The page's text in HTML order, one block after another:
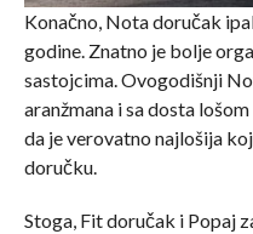
Konačno, Nota doručak
godine. Znatno je bolje
sastojcima. Ovogodišnji
aranžmana i sa dosta
da je verovatno najlošija
doručku.
Stoga, Fit doručak i Popaj